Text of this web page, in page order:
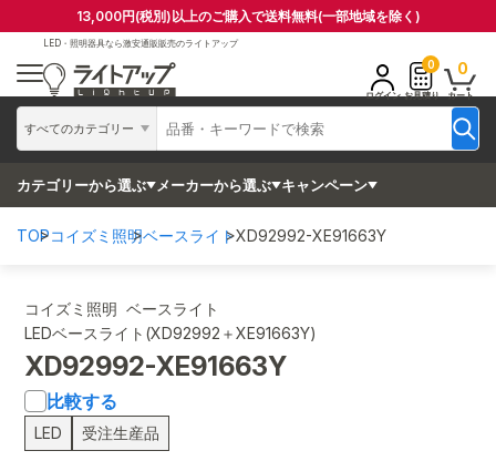
13,000円(税別)以上のご購入で送料無料(一部地域を除く)
LED・照明器具なら激安通販販売のライトアップ
すべてのカテゴリー
ログイン
0
お見積り
0
カート
カテゴリーから選ぶ メーカーから選ぶ キャンペーン
TOPコイズミ照明ベースライトXD92992-XE91663Y
コイズミ照明 ベースライト
LEDベースライト(XD92992＋XE91663Y)
XD92992-XE91663Y
比較する
LED 受注生産品